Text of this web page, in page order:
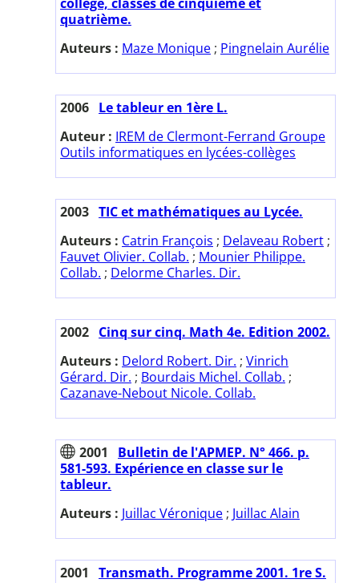
quatrième.
Auteurs : Maze Monique ; Pingnelain Aurélie
2006 Le tableur en 1ère L.
Auteur : IREM de Clermont-Ferrand Groupe
Outils informatiques en lycées-collèges
2003 TIC et mathématiques au Lycée.
Auteurs : Catrin François ; Delaveau Robert ;
Fauvet Olivier. Collab. ; Mounier Philippe.
Collab. ; Delorme Charles. Dir.
2002 Cinq sur cinq. Math 4e. Edition 2002.
Auteurs : Delord Robert. Dir. ; Vinrich
Gérard. Dir. ; Bourdais Michel. Collab. ;
Cazanave-Nebout Nicole. Collab.
2001
Bulletin de l'APMEP. N° 466. p.
581-593. Expérience en classe sur le
tableur.
Auteurs : Juillac Véronique ; Juillac Alain
2001 Transmath. Programme 2001. 1re S.